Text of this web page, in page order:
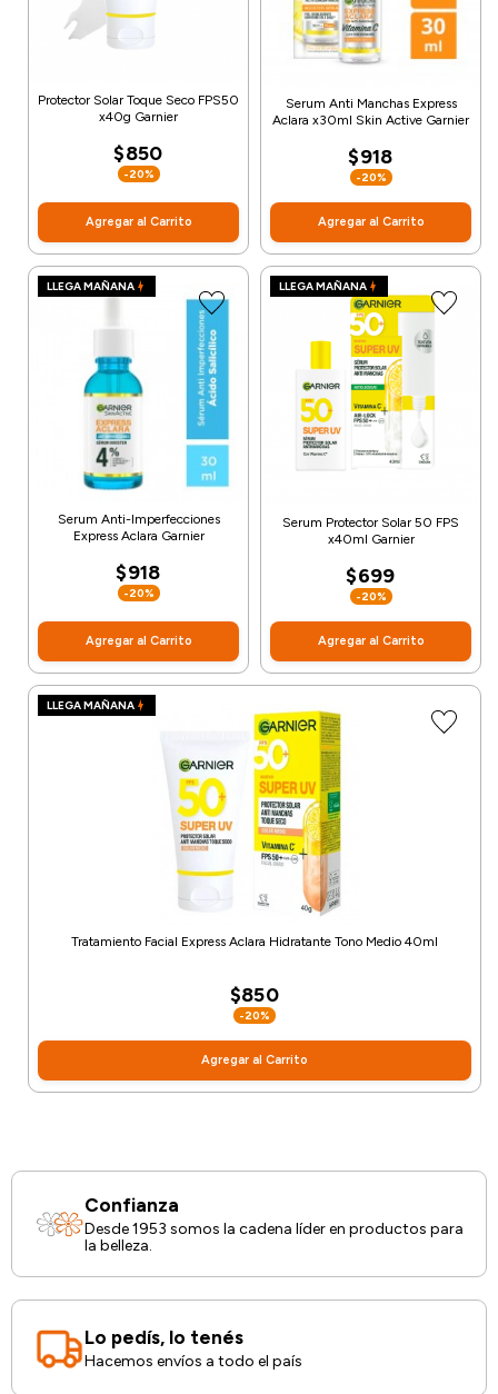
Protector Solar Toque Seco FPS50
x40g Garnier
$850
-20%
Agregar al Carrito
Serum Anti Manchas Express
Aclara x30ml Skin Active Garnier
$918
-20%
Agregar al Carrito
LLEGA MAÑANA
Serum Anti-Imperfecciones
Express Aclara Garnier
$918
-20%
Agregar al Carrito
LLEGA MAÑANA
Serum Protector Solar 50 FPS
x40ml Garnier
$699
-20%
Agregar al Carrito
LLEGA MAÑANA
Tratamiento Facial Express Aclara Hidratante Tono Medio 40ml
$850
-20%
Agregar al Carrito
Confianza
Desde 1953 somos la cadena líder en productos para
la belleza.
Lo pedís, lo tenés
Hacemos envíos a todo el país